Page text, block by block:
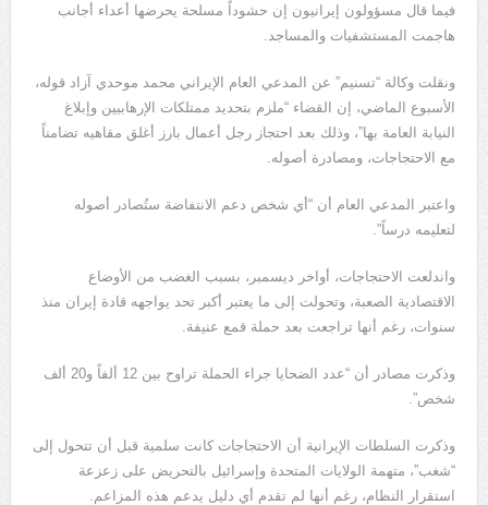
فيما قال مسؤولون إيرانيون إن حشوداً مسلحة يحرضها أعداء أجانب
هاجمت المستشفيات والمساجد.
ونقلت وكالة “تسنيم” عن المدعي العام الإيراني محمد موحدي آزاد قوله،
الأسبوع الماضي، إن القضاء “ملزم بتحديد ممتلكات الإرهابيين وإبلاغ
النيابة العامة بها”، وذلك بعد احتجاز رجل أعمال بارز أغلق مقاهيه تضامناً
مع الاحتجاجات، ومصادرة أصوله.
واعتبر المدعي العام أن “أي شخص دعم الانتفاضة ستُصادر أصوله
لتعليمه درساً”.
واندلعت الاحتجاجات، أواخر ديسمبر، بسبب الغضب من الأوضاع
الاقتصادية الصعبة، وتحولت إلى ما يعتبر أكبر تحد يواجهه قادة إيران منذ
سنوات، رغم أنها تراجعت بعد حملة قمع عنيفة.
وذكرت مصادر أن “عدد الضحايا جراء الحملة تراوح بين 12 ألفاً و20 ألف
شخص”.
وذكرت السلطات الإيرانية أن الاحتجاجات كانت سلمية قبل أن تتحول إلى
“شغب”، متهمة الولايات المتحدة وإسرائيل بالتحريض على زعزعة
استقرار النظام، رغم أنها لم تقدم أي دليل يدعم هذه المزاعم.